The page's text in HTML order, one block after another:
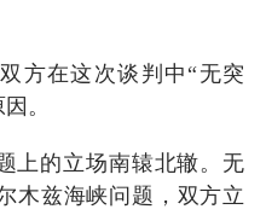
方在这次谈判中“无突
。
上的立场南辕北辙。无
木兹海峡问题，双方立